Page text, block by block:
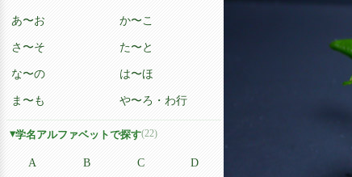
あ〜お か〜こ
さ〜そ た〜と
な〜の は〜ほ
ま〜も や〜ろ・わ行
学名アルファベットで探す(22)
A B C D